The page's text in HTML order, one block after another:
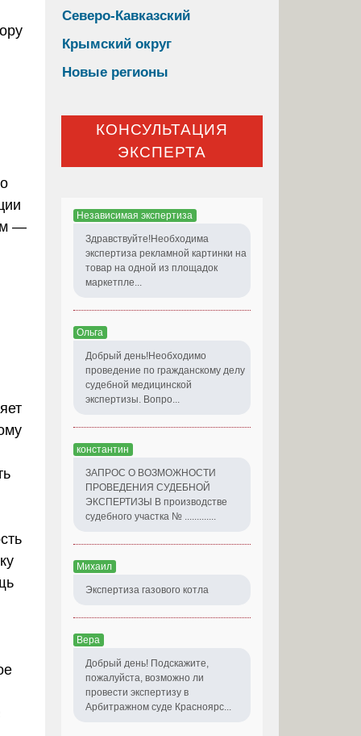
—
Северо-Кавказский
Крымский округ
Новые регионы
КОНСУЛЬТАЦИЯ
ЭКСПЕРТА
Независимая экспертиза
Здравствуйте!Необходима
экспертиза рекламной картинки на
товар на одной из площадок
маркетпле...
Ольга
Добрый день!Необходимо
проведение по гражданскому делу
судебной медицинской
экспертизы. Вопро...
константин
ЗАПРОС О ВОЗМОЖНОСТИ
ПРОВЕДЕНИЯ СУДЕБНОЙ
ЭКСПЕРТИЗЫ В производстве
судебного участка № .............
Михаил
Экспертиза газового котла
Вера
Добрый день! Подскажите,
пожалуйста, возможно ли
провести экспертизу в
Арбитражном суде Красноярс...